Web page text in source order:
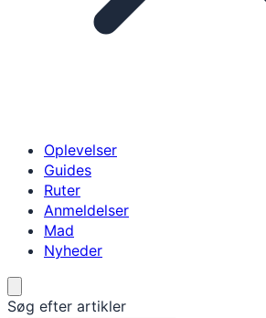
Oplevelser
Guides
Ruter
Anmeldelser
Mad
Nyheder
Søg efter artikler